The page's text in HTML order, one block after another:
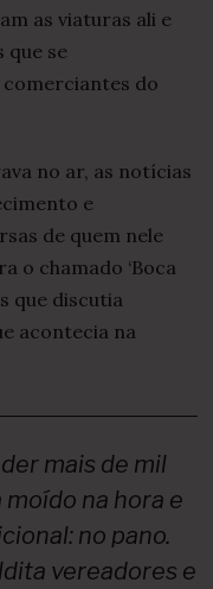
as viaturas ali e
que se
do
no ar, as notícias
e
de quem nele
o chamado ‘Boca
que discutia
acontecia na
mais de mil
moído na hora e
no pano.
vereadores e